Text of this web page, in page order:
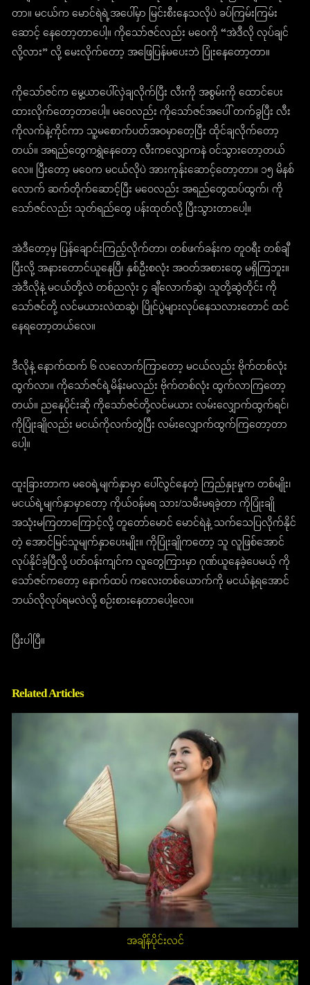
တာ။ မငယ်က မောင်ရဲရဲ့အပေါ်မှာ မြင်းစီးနေသလိုပဲ ခပ်ကြမ်းကြမ်း
ဆောင့် နေတော့တာပေါ့။ ကိုသော်ဇင်လည်း မဝေကို “အဲဒီလို လုပ်ချင်
လို့လား” လို့ မေးလိုက်တော့ အဖြေပြန်မပေးဘဲ ပြုံးနေတော့တာ။
ကိုသော်ဇင်က မွေ့ယာပေါ်လှဲချလိုက်ပြီး လီးကို အစွမ်းကို ထောင်ပေး
ထားလိုက်တော့တာပေါ့။ မဝေလည်း ကိုသော်ဇင်အပေါ် တက်ခွပြီး လီး
ကိုလက်နဲ့ကိုင်ကာ သူ့မစောက်ပတ်အဝမှာတေ့ပြီး ထိုင်ချလိုက်တော့
တယ်။ အရည်တွေကရွှဲနေတော့ လီးကလျှောကနဲ ဝင်သွားတော့တယ်
လေ။ ပြီးတော့ မဝေက မငယ်လိုပဲ အားကုန်းဆောင့်တော့တာ။ ၁၅ မိနစ်
လောက် ဆက်တိုက်ဆောင့်ပြီး မဝေလည်း အရည်တွေထပ်ထွက်၊ ကို
သော်ဇင်လည်း သုတ်ရည်တွေ ပန်းထုတ်လို့ ပြီးသွားတာပေါ့။
အဲဒီတော့မှ ပြန်ချောင်းကြည့်လိုက်တာ၊ တစ်ဖက်ခန်းက တူဝရီး တစ်ချီ
ပြီးလို့ အနားတောင်ယူနေပြီ၊ နှစ်ဦးစလုံး အဝတ်အစားတွေ မရှိကြဘူး။
အဲဒီလိုနဲ့ မငယ်တို့လဲ တစ်ညလုံး ၄ ချီလောက်ဆွဲ၊ သူတို့ဆွဲတိုင်း ကို
သော်ဇင်တို့ လင်မယားလဲထဆွဲ၊ ပြိုင်ပွဲများလုပ်နေသလားတောင် ထင်
နေရတော့တယ်လေ။
ဒီလိုနဲ့ နောက်ထက် ၆ လလောက်ကြာတော့ မငယ်လည်း ဗိုက်တစ်လုံး
ထွက်လာ။ ကိုသော်ဇင်ရဲ့မိန်းမလည်း ဗိုက်တစ်လုံး ထွက်လာကြတော့
တယ်။ ညနေပိုင်းဆို ကိုသော်ဇင်တို့လင်မယား လမ်းလျှောက်ထွက်ရင်၊
ကိုပြုံးချိုလည်း မငယ်ကိုလက်တွဲပြီး လမ်းလျှောက်ထွက်ကြတော့တာ
ပေါ့။
ထူးခြားတာက မဝေရဲ့မျက်နှာမှာ ပေါ်လွင်နေတဲ့ ကြည်နှုးမှုက တစ်မျိုး၊
မငယ်ရဲ့မျက်နှာမှာတော့ ကိုယ်ဝန်မရ သား/သမီးမရခဲ့တာ ကိုပြုံးချို
အသုံးမကြတာကြောင့်လို့ တူတော်မောင် မောင်ရဲနဲ့ သက်သေပြလိုက်နိုင်
တဲ့ အောင်မြင်သူမျက်နှာပေးမျိုး။ ကိုပြုံးချိုကတော့ သူ လူဖြစ်အောင်
လုပ်နိုင်ခဲ့ပြီလို့ ပတ်ဝန်းကျင်က လူတွေကြားမှာ ဂုဏ်ယူနေခဲ့ပေမယ့် ကို
သော်ဇင်ကတော့ နောက်ထပ် ကလေးတစ်ယောက်ကို မငယ်နဲ့ရအောင်
ဘယ်လိုလုပ်ရမလဲလို့ စဉ်းစားနေတာပေါ့လေ။
ပြီးပါပြီ။
Related Articles
အချိန်ပိုင်းလင်